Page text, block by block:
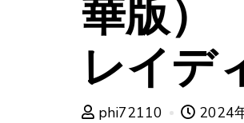
華版）
レイデ
phi72110 2024